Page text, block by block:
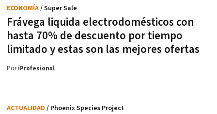
Frávega liquida electrodomésticos con
hasta 70% de descuento por tiempo
limitado y estas son las mejores ofertas
ECONOMÍA/ Super Sale
PoriProfesional
ACTUALIDAD / Phoenix Species Project